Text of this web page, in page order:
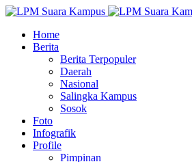
Home
Berita
Berita Terpopuler
Daerah
Nasional
Salingka Kampus
Sosok
Foto
Infografik
Profile
Pimpinan